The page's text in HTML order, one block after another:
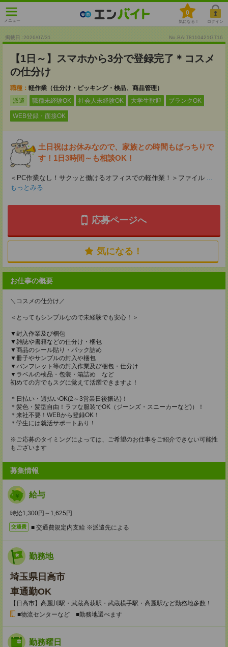
メニュー
0
気になる！ ログイン
掲載日 :2026/07/31 No.BAIT8110421GT16
【1日～】スマホから3分で登録完了＊コスメ
の仕分け
職種： 軽作業（仕分け・ピッキング・検品、商品管理）
派遣
職種未経験OK 社会人未経験OK 大学生歓迎 ブランクOK
WEB登録・面接OK
土日祝はお休みなので、家族との時間もばっちりで
す！1日3時間～も相談OK！
＜PC作業なし！サクッと働けるオフィスでの軽作業！＞ファイル ...
もっとみる
応募ページへ
気になる！
お仕事の概要
＼コスメの仕分け／
＜とってもシンプルなので未経験でも安心！＞
▼封入作業及び梱包
▼雑誌や書籍などの仕分け・梱包
▼商品のシール貼り・パック詰め
▼冊子やサンプルの封入や梱包
▼パンフレット等の封入作業及び梱包・仕分け
▼ラベルの検品・包装・箱詰め など
初めての方でもスグに覚えて活躍できますよ！
＊日払い・週払いOK(2～3営業日後振込)！
＊髪色・髪型自由！ラフな服装でOK（ジーンズ・スニーカーなど)）！
＊来社不要！WEBから登録OK！
＊学生には就活サポートあり！
※ご応募のタイミングによっては、ご希望のお仕事をご紹介できない可能性
もございます
募集情報
給与
時給1,300円～1,625円
交通費 ■ 交通費規定内支給 ※派遣先による
勤務地
埼玉県日高市
車通勤OK
【日高市】高麗川駅・武蔵高萩駅・武蔵横手駅・高麗駅など勤務地多数！
■物流センターなど ■勤務地選べます
勤務曜日